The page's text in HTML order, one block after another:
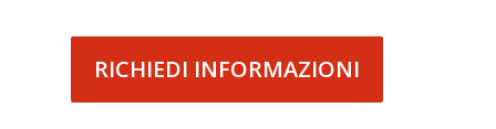
RICHIEDI INFORMAZIONI